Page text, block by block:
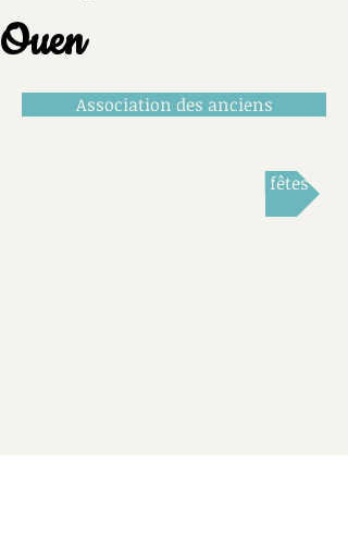
Ouen
Association des anciens
Comité des fêtes